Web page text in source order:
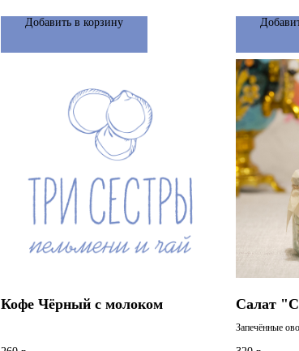
Добавить в корзину
Кофе Чёрный с молоком Салат
Запечённые